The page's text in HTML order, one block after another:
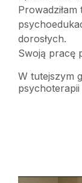
dorosłych.
Swoją pracę
W tutejszym
psychoterapii